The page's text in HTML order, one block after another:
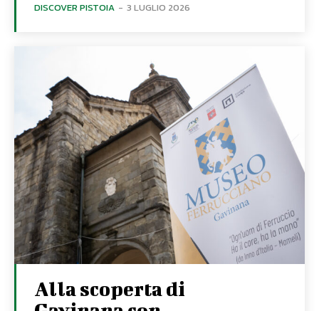
DISCOVER PISTOIA - 3 LUGLIO 2026
Alla scoperta di